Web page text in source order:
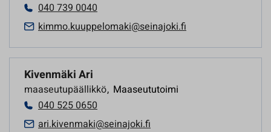
040 739 0040
kimmo.kuuppelomaki@seinajoki.fi
Kivenmäki Ari
maaseutupäällikkö, Maaseututoimi
040 525 0650
ari.kivenmaki@seinajoki.fi